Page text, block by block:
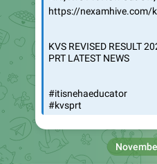
KVS REVISED RESULT
#itisnehaeducator
NTT ( NURSERY
Forwarded fromNeha ke